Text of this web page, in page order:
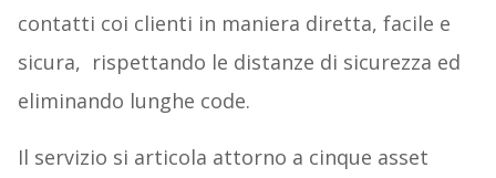
contatti coi clienti in maniera diretta, facile e
sicura, rispettando le distanze di sicurezza ed
eliminando lunghe code.
Il servizio si articola attorno a cinque asset